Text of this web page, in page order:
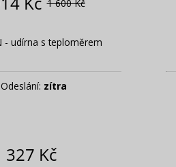
1 600 Kč
- udírna s teploměrem
Odeslání: zítra
327 Kč